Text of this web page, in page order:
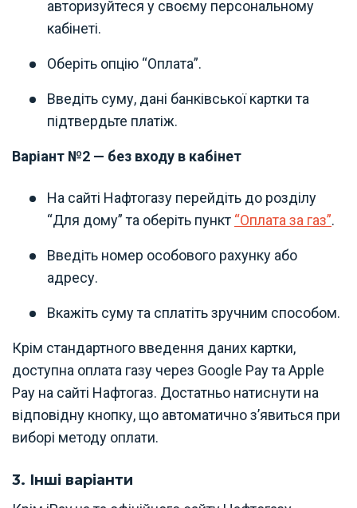
авторизуйтеся у своєму персональному
кабінеті.
Оберіть опцію “Оплата”.
Введіть суму, дані банківської картки та
підтвердьте платіж.
Варіант №2 — без входу в кабінет
На сайті Нафтогазу перейдіть до розділу
“Для дому” та оберіть пункт “Оплата за газ”.
Введіть номер особового рахунку або
адресу.
Вкажіть суму та сплатіть зручним способом.
Крім стандартного введення даних картки,
доступна оплата газу через Google Pay та Apple
Pay на сайті Нафтогаз. Достатньо натиснути на
відповідну кнопку, що автоматично з’явиться при
виборі методу оплати.
3. Інші варіанти